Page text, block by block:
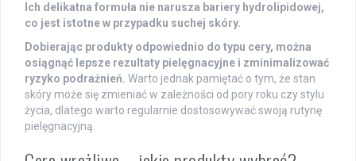
Ich delikatna formuła nie narusza bariery hydrolipidowej,
co jest istotne w przypadku suchej skóry.
Dobierając produkty odpowiednio do typu cery, można
osiągnąć lepsze rezultaty pielęgnacyjne i zminimalizować
ryzyko podrażnień. Warto jednak pamiętać o tym, że stan
skóry może się zmieniać w zależności od pory roku czy stylu
życia, dlatego warto regularnie dostosowywać swoją rutynę
pielęgnacyjną.